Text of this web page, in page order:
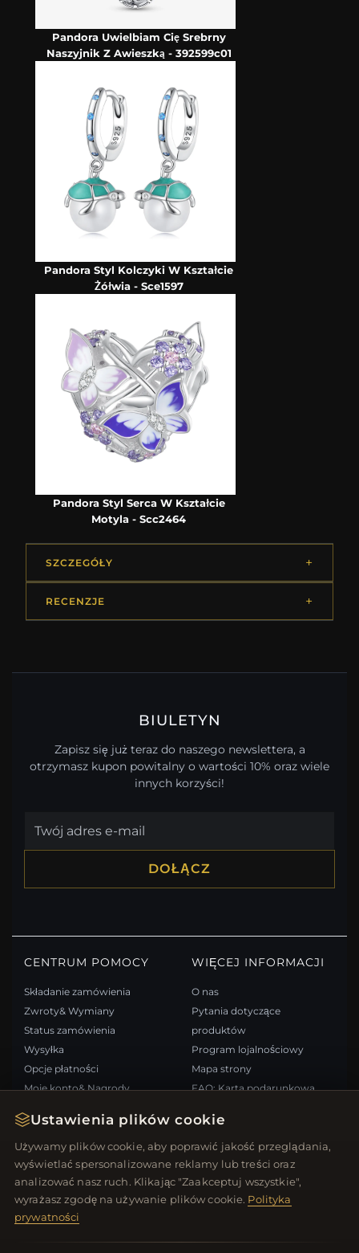
Ustawienia plików cookie
Używamy plików cookie, aby poprawić jakość przeglądania,
wyświetlać spersonalizowane reklamy lub treści oraz
analizować nasz ruch. Klikając "Zaakceptuj wszystkie",
wyrażasz zgodę na używanie plików cookie. Polityka
prywatności
Pandora Uwielbiam Cię Srebrny
Naszyjnik Z Awieszką - 392599c01
Pandora Styl Kolczyki W Kształcie
Żółwia - Sce1597
Pandora Styl Serca W Kształcie
Motyla - Scc2464
SZCZEGÓŁY
RECENZJE
BIULETYN
Zapisz się już teraz do naszego newslettera, a
otrzymasz kupon powitalny o wartości 10% oraz wiele
innych korzyści!
DOŁĄCZ
CENTRUM POMOCY
Składanie zamówienia
Zwroty& Wymiany
Status zamówienia
Wysyłka
Opcje płatności
Moje konto& Nagrody
WIĘCEJ INFORMACJI
O nas
Pytania dotyczące
produktów
Program lojalnościowy
Mapa strony
FAQ: Karta podarunkowa
Wypisz się z newslettera
SZYBKIE LINKI
Nowe produkty
Oferty specjalne
ŚLEDŹ NAS